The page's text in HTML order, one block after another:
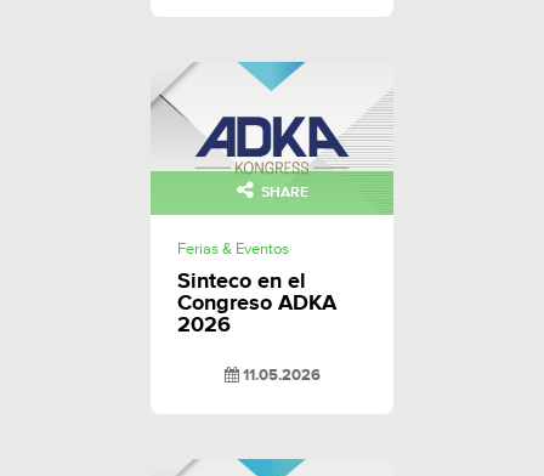
SHARE
Ferias & Eventos
Sinteco en el
Congreso ADKA
2026
11.05.2026